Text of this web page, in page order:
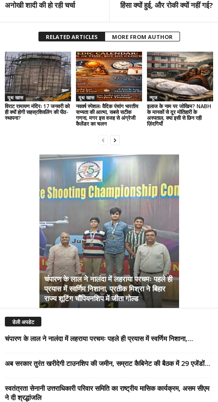
अनोखी शादी की हो रही चर्चा हिंसा क्यों हुई, और रोकी क्यों नहीं गई?
RELATED ARTICLES MORE FROM AUTHOR
यूथ खास
विराट रामायण मंदिरः 17 जनवरी को
ही क्यों होगी सहस्रशिवलिंग की पीठ-
स्थापना?
यूथ खास
नववर्ष स्पेशलः वैदिक पंचांग भारतीय
सभ्यता की आत्मा, सबसे सटीक
गणना, मगर इस वजह से अंग्रेजी
कैलेंडर का चलन
न्यूज
इलाज के नाम पर जोखिम? NABH
के मानकों से दूर मोतिहारी के
अस्पताल, क्या इसी से छिन रही
ज़िंदगियाँ
चंपारण के लाल ने नालंदा में लहराया परचमः पहले ही
प्रयास में स्वर्णिम निशाना, प्रतीक मिश्रा ने बिहार
राज्य शूटिंग चौंपियनशिप में जीता गोल्ड
डेली अपडेट
चंपारण के लाल ने नालंदा में लहराया परचमः पहले ही प्रयास में स्वर्णिम निशाना,...
अब सरकार तुरंत खरीदेगी टाउनशिप की जमीन, सम्राट कैबिनेट की बैठक में 29 एजेंडों...
स्वतंत्रता सेनानी उत्तराधिकारी परिवार समिति का राष्ट्रीय मासिक कार्यक्रम, असम सीएम
ने दी श्रद्धांजलि